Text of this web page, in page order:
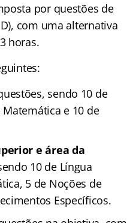
por questões de
com uma alternativa
horas.
sendo 10 de
e 10 de
e área da
10 de Língua
5 de Noções de
Específicos.